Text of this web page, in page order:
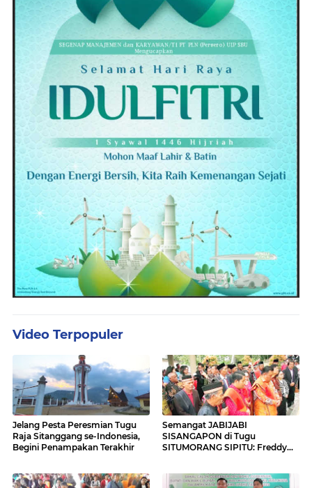
Video Terpopuler
Jelang Pesta Peresmian Tugu
Raja Sitanggang se-Indonesia,
Begini Penampakan Terakhir
Semangat JABIJABI
SISANGAPON di Tugu
SITUMORANG SIPITU: Freddy